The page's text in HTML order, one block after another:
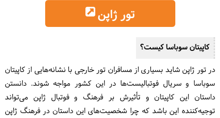
تور ژاپن
کاپیتان سوباسا کیست؟
در تور ژاپن شاید بسیاری از مسافران تور خارجی با نشانه‌هایی از کاپیتان
سوباسا و سریال فوتبالیست‌ها در این کشور مواجه شوند. دانستن
داستان این کاپیتان و تأثیرش بر فرهنگ و فوتبال ژاپن می‌تواند
توجیه‌کننده این باشد که چرا شخصیت‌های این داستان در فرهنگ ژاپن